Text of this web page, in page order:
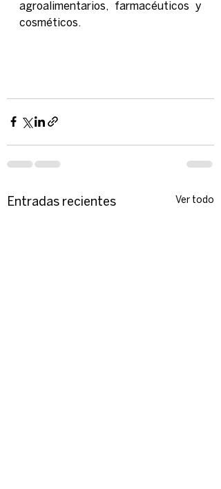
agroalimentarios, farmacéuticos y
cosméticos.
Entradas recientes Ver todo